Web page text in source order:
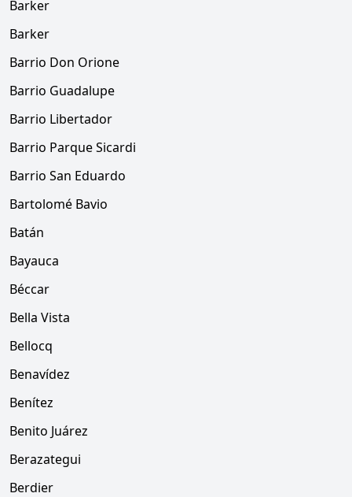
Barker
Barker
Barrio Don Orione
Barrio Guadalupe
Barrio Libertador
Barrio Parque Sicardi
Barrio San Eduardo
Bartolomé Bavio
Batán
Bayauca
Béccar
Bella Vista
Bellocq
Benavídez
Benítez
Benito Juárez
Berazategui
Berdier